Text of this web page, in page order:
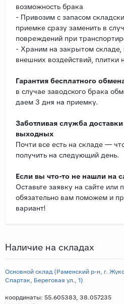
возможность брака
- Привозим с запасом
приемке сразу заменить в
повреждений при
- Храним на закрытом
внешних воздействий, плитки
Гарантия бесплатного
в случае заводского брака
даем 3 дня на приемку.
Заботливая служба
выходных
Почти все есть на складе —
получить на следующий день.
Если вы что-то не нашли на
Оставьте заявку на сайте или
обязательно вам поможем и
вариант!
Наличие на складах
Основной склад (Раменский р-н, г.
Спартак, Береговая ул., 1)
координаты: 55.605383, 38.057235